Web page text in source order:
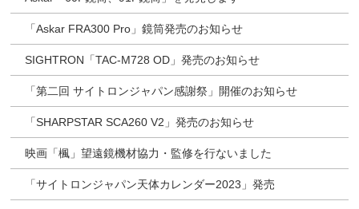
「Askar FRA300 Pro」鏡筒発売のお知らせ
SIGHTRON「TAC-M728 OD」発売のお知らせ
「第二回 サイトロンジャパン感謝祭」開催のお知らせ
「SHARPSTAR SCA260 V2」発売のお知らせ
映画「楓」望遠鏡機材協力・監修を行ないました
「サイトロンジャパン天体カレンダー2023」発売